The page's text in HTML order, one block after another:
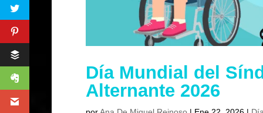
Día Mundial del
Alternante 2026